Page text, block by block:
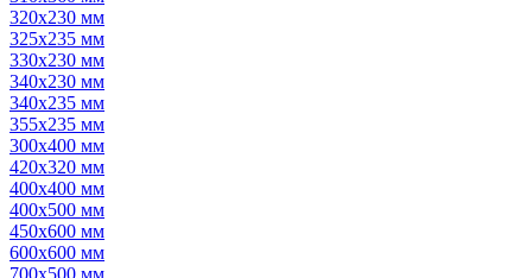
320х230 мм
325х235 мм
330х230 мм
340х230 мм
340х235 мм
355х235 мм
300х400 мм
420х320 мм
400х400 мм
400х500 мм
450х600 мм
600х600 мм
700х500 мм